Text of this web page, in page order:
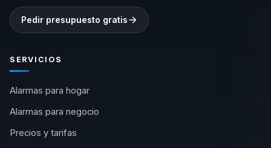
Pedir presupuesto gratis
SERVICIOS
Alarmas para hogar
Alarmas para negocio
Precios y tarifas